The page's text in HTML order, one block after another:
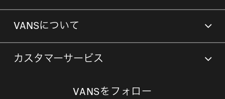
VANSについて
カスタマーサービス
VANSをフォロー